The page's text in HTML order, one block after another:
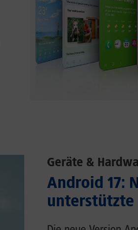
Geräte &
Android 17:
unterstützte